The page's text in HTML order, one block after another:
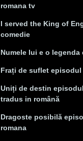
romana tv
I served the King of
comedie
Numele lui e o legenda
Frați de suflet episodul
Uniți de destin
tradus in română
Dragoste posibilă
romana